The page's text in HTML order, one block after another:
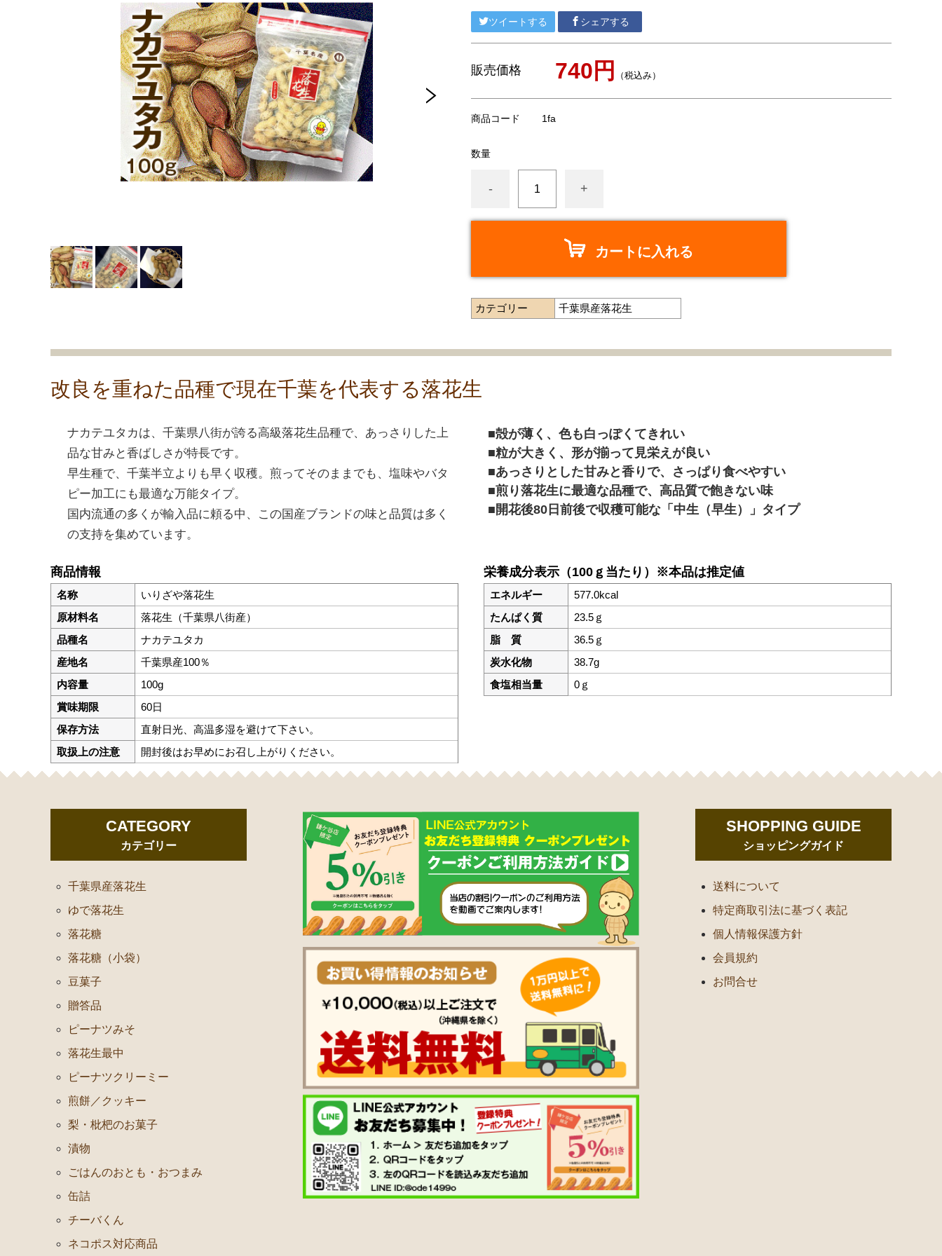
ごはんのおとも・おつまみ
ネコポス対応商品
贈答用紙袋・ビニール袋
ツイートする シェアする
販売価格 740円 （税込み）
商品コード 1fa
数量
- +
カートに入れる
カテゴリー 千葉県産落花生
改良を重ねた品種で現在千葉を代表する落花生
ナカテユタカは、千葉県八街が誇る高級落花生品種で、あっさりした上
品な甘みと香ばしさが特長です。
早生種で、千葉半立よりも早く収穫。煎ってそのままでも、塩味やバタ
ピー加工にも最適な万能タイプ。
国内流通の多くが輸入品に頼る中、この国産ブランドの味と品質は多く
の支持を集めています。
殻が薄く、色も白っぽくてきれい
粒が大きく、形が揃って見栄えが良い
あっさりとした甘みと香りで、さっぱり食べやすい
煎り落花生に最適な品種で、高品質で飽きない味
開花後80日前後で収穫可能な「中生（早生）」タイプ
商品情報
名称
いりざや落花生
原材料名
落花生（千葉県八街産）
品種名
ナカテユタカ
産地名
千葉県産100％
内容量
100g
賞味期限
60日
保存方法
直射日光、高温多湿を避けて下さい。
取扱上の注意
開封後はお早めにお召し上がりください。
栄養成分表示（100ｇ当たり）※本品は推定値
エネルギー
577.0kcal
たんぱく質
23.5ｇ
脂 質
36.5ｇ
炭水化物
38.7g
食塩相当量
0ｇ
CATEGORY
カテゴリー
千葉県産落花生
ゆで落花生
落花糖
落花糖（小袋）
豆菓子
贈答品
ピーナツみそ
落花生最中
ピーナツクリーミー
煎餅／クッキー
梨・枇杷のお菓子
漬物
ごはんのおとも・おつまみ
缶詰
チーバくん
ネコポス対応商品
SHOPPING GUIDE
ショッピングガイド
送料について
特定商取引法に基づく表記
個人情報保護方針
会員規約
お問合せ